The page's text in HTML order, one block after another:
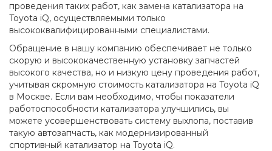
проведения таких работ, как замена катализатора на
Toyota iQ, осуществляемыми только
высококвалифицированными специалистами.
Обращение в нашу компанию обеспечивает не только
скорую и высококачественную установку запчастей
высокого качества, но и низкую цену проведения работ,
учитывая скромную стоимость катализатора на Toyota iQ
в Москве. Если вам необходимо, чтобы показатели
работоспособности катализатора улучшились, вы
можете усовершенствовать систему выхлопа, поставив
такую автозапчасть, как модернизированный
спортивный катализатор на Toyota iQ.